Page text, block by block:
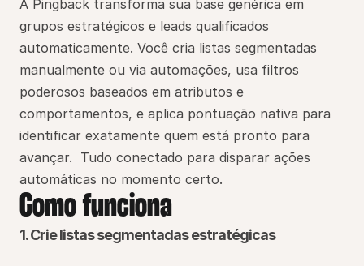
A Pingback transforma sua base genérica em
grupos estratégicos e leads qualificados
automaticamente. Você cria listas segmentadas
manualmente ou via automações, usa filtros
poderosos baseados em atributos e
comportamentos, e aplica pontuação nativa para
identificar exatamente quem está pronto para
avançar.  Tudo conectado para disparar ações
automáticas no momento certo.
Como funciona
1. Crie listas segmentadas estratégicas